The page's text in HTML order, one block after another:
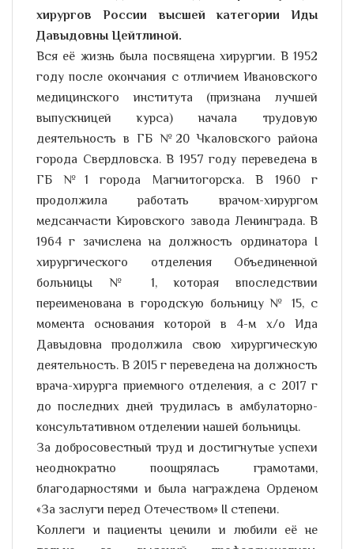
хирургов России высшей категории Иды
Давыдовны Цейтлиной.
Вся её жизнь была посвящена хирургии. В 1952
году после окончания с отличием Ивановского
медицинского института (признана лучшей
выпускницей курса) начала трудовую
деятельность в ГБ №20 Чкаловского района
города Свердловска. В 1957 году переведена в
ГБ №1 города Магнитогорска. В 1960 г
продолжила работать врачом-хирургом
медсанчасти Кировского завода Ленинграда. В
1964 г зачислена на должность ординатора I
хирургического отделения Объединенной
больницы № 1, которая впоследствии
переименована в городскую больницу № 15, с
момента основания которой в 4-м х/о Ида
Давыдовна продолжила свою хирургическую
деятельность. В 2015 г переведена на должность
врача-хирурга приемного отделения, а с 2017 г
до последних дней трудилась в амбулаторно-
консультативном отделении нашей больницы.
За добросовестный труд и достигнутые успехи
неоднократно поощрялась грамотами,
благодарностями и была награждена Орденом
«За заслуги перед Отечеством» II степени.
Коллеги и пациенты ценили и любили её не